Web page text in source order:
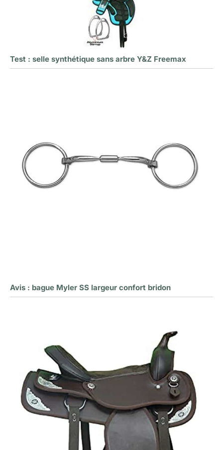
Test : selle synthétique sans arbre Y&Z Freemax
Avis : bague Myler SS largeur confort bridon